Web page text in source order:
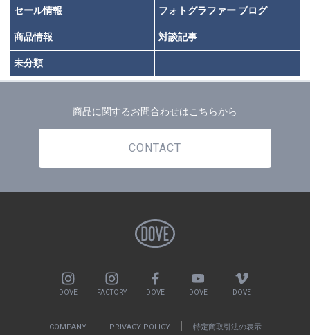
セール情報 フォトグラファー ブログ
商品情報 対談記事
未分類
商品に関するお問合わせはこちらから
CONTACT
DOVE FACTORY DOVE DOVE DOVE
COMPANY PRIVACY POLICY 特定商取引法の表示